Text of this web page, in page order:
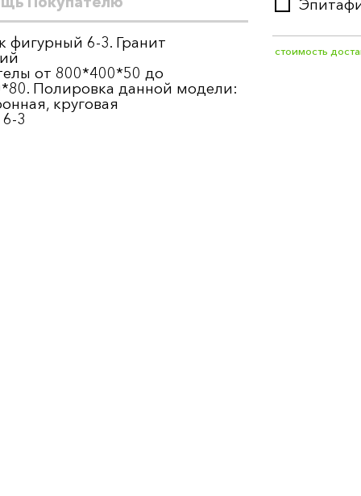
фигурный 6-3. Гранит
от 800*400*50 до
Полировка данной модели:
круговая
3
СТЕЛА:
ЦВЕТНИК:
стоимость